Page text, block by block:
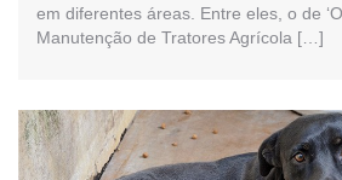
em diferentes áreas. Entre eles, o de
Manutenção de Tratores Agrícola […]